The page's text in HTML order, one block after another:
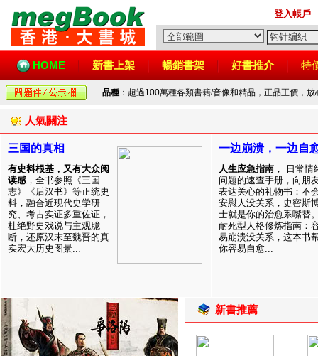
登入帳戶
HOME 新書上架 暢銷書架 好書推介 特
品種 ：超過100萬種各類書籍/音像和精品，正品正價，
人氣關注
三国的真相
有史料根基，又有大众阅
读感 ，全书参照《三国
志》《后汉书》等正统史
料，融合近现代史学研
究、考古实证多重佐证，
杜绝野史戏说与主观臆
断，还原汉末至魏晋的真
实宏大历史图景...
一边崩溃，一边自
人生应急指南 ， 日常情
问题的速查手册，向朋
表达关心的礼物书：不
安慰人没关系，史密斯
士就是你的治愈系嘴替
耐死型人格修炼指南：
易崩溃没关系，这本书
你容易自愈...
新書推薦